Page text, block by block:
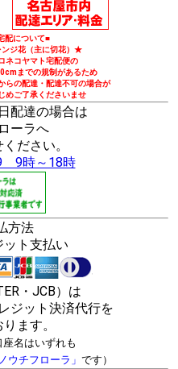
配について■
ジ花（主に切花）★
ネコヤマト宅配便の
までの規制があるため
らの配達・配達不可の場合が
めご了承くださいませ
配達の場合は
ーラへ
ださい。
9時～18時
方法
ット支払い
・JCB）は
ジット決済代行を
ます。
座名はいずれも
ウチフローラ」 です）